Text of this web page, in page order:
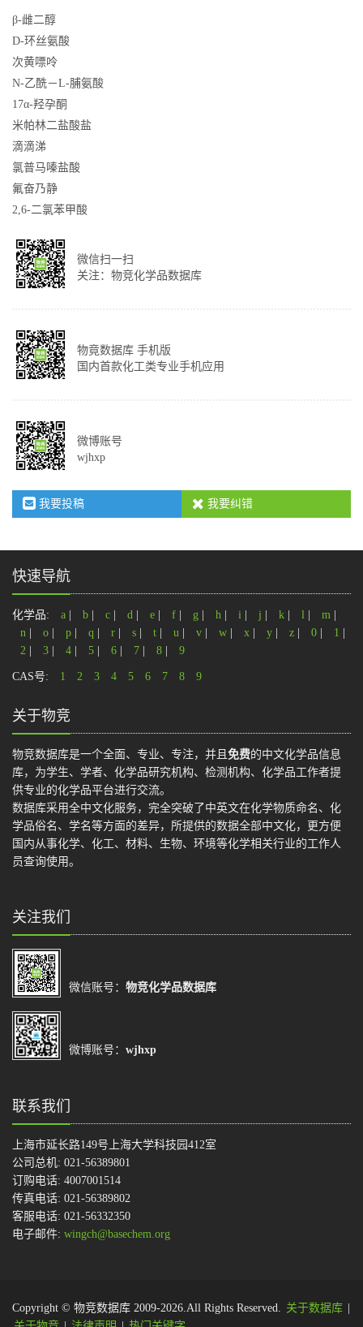
β-雌二醇
D-环丝氨酸
次黄嘌呤
N-乙酰－L-脯氨酸
17α-羟孕酮
米帕林二盐酸盐
滴滴涕
氯普马嗪盐酸
氟奋乃静
2,6-二氯苯甲酸
微信扫一扫
关注：物竞化学品数据库
物竟数据库 手机版
国内首款化工类专业手机应用
微博账号
wjhxp
我要投稿 我要纠错
快速导航
化学品: a b c d e f g h i j k l m
n
o p q r s t u v w x y z 0 1
2
3 4 5 6 7 8 9
CAS号: 1 2 3 4 5 6 7 8 9
关于物竞
物竞数据库是一个全面、专业、专注，并且 免费的中文化学品信息
库，为学生、学者、化学品研究机构、检测机构、化学品工作者提
供专业的化学品平台进行交流。
数据库采用全中文化服务，完全突破了中英文在化学物质命名、化
学品俗名、学名等方面的差异，所提供的数据全部中文化，更方便
国内从事化学、化工、材料、生物、环境等化学相关行业的工作人
员查询使用。
关注我们
微信账号： 物竞化学品数据库
微博账号： wjhxp
联系我们
上海市延长路149号上海大学科技园412室
公司总机: 021-56389801
订购电话: 4007001514
传真电话: 021-56389802
客服电话: 021-56332350
电子邮件: wingch@basechem.org
Copyright © 物竞数据库 2009-2026.All Rights Reserved. 关于数据库